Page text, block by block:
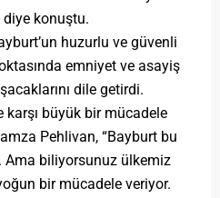
diye konuştu.
huzurlu ve güvenli
emniyet ve asayiş
dile getirdi.
karşı büyük bir mücadele
Pehlivan, “Bayburt bu
biliyorsunuz ülkemiz
bir mücadele veriyor.